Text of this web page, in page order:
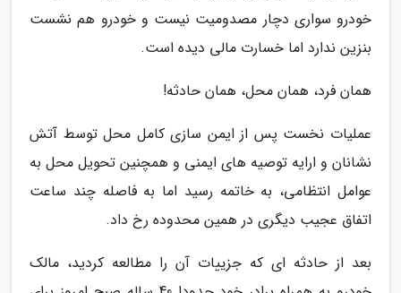
خودرو سواری دچار مصدومیت نیست و خودرو هم نشست
بنزین ندارد اما خسارت مالی دیده است.
همان فرد، همان محل، همان حادثه!
عملیات نخست پس از ایمن سازی کامل محل توسط آتش
نشانان و ارایه توصیه های ایمنی و همچنین تحویل محل به
عوامل انتظامی، به خاتمه رسید اما به فاصله چند ساعت
اتفاق عجیب دیگری در همین محدوده رخ داد.
بعد از حادثه ای که جزییات آن را مطالعه کردید، مالک